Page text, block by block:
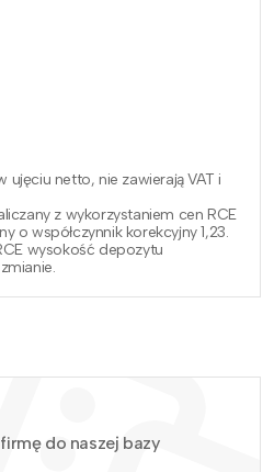
ujęciu netto, nie zawierają VAT i
z wykorzystaniem cen RCE
o współczynnik korekcyjny 1,23.
wysokość depozytu
do naszej bazy